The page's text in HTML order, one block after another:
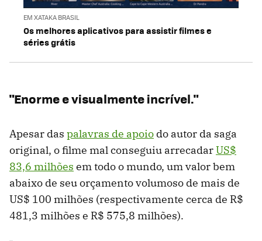
EM XATAKA BRASIL
Os melhores aplicativos para assistir filmes e
séries grátis
"Enorme e visualmente incrível."
Apesar das palavras de apoio do autor da saga
original, o filme mal conseguiu arrecadarUS$
83,6 milhões em todo o mundo, um valor bem
abaixo de seu orçamento volumoso de mais de
US$ 100 milhões (respectivamente cerca de R$
481,3 milhões e R$ 575,8 milhões).